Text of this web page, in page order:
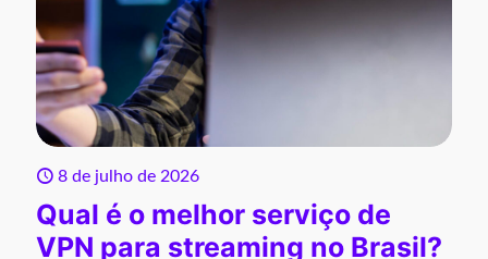
8 de julho de 2026
Qual é o melhor serviço de
VPN para streaming no Brasil?